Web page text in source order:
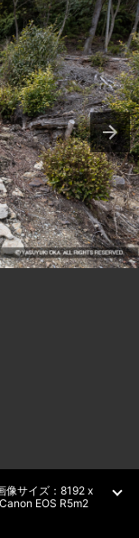
像サイズ：8192 x
EOS R5m2